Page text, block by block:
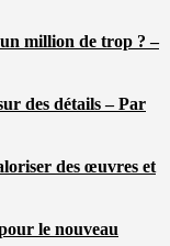
million de trop ? –
des détails – Par
des œuvres et
le nouveau